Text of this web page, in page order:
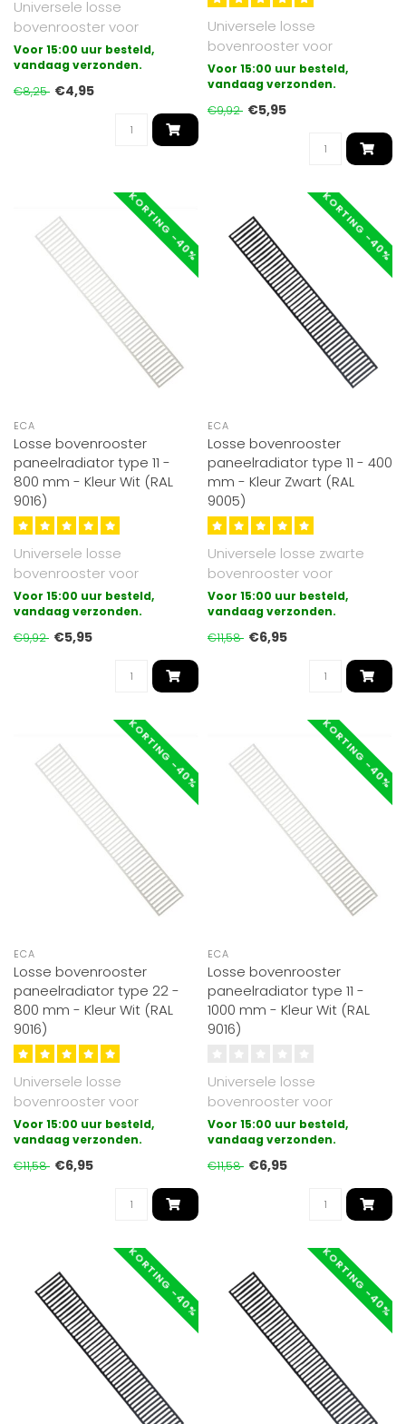
Universele losse
bovenrooster voor
paneelradiatoren
uitgevoerd in type 11.
Gesch..
Voor 15:00 uur besteld,
vandaag verzonden.
€8,25 €4,95
Universele losse
bovenrooster voor
paneelradiatoren
uitgevoerd in type 22.
Gesch..
Voor 15:00 uur besteld,
vandaag verzonden.
€9,92 €5,95
KORTING -40%
ECA
Losse bovenrooster
paneelradiator type 11 -
800 mm - Kleur Wit (RAL
9016)
Universele losse
bovenrooster voor
paneelradiatoren
uitgevoerd in type 11.
Gesch..
Voor 15:00 uur besteld,
vandaag verzonden.
€9,92 €5,95
KORTING -40%
ECA
Losse bovenrooster
paneelradiator type 11 - 400
mm - Kleur Zwart (RAL
9005)
Universele losse zwarte
bovenrooster voor
paneelradiatoren
uitgevoerd in type 11..
Voor 15:00 uur besteld,
vandaag verzonden.
€11,58 €6,95
KORTING -40%
ECA
Losse bovenrooster
paneelradiator type 22 -
800 mm - Kleur Wit (RAL
9016)
Universele losse
bovenrooster voor
paneelradiatoren
uitgevoerd in type 22.
Gesch..
Voor 15:00 uur besteld,
vandaag verzonden.
€11,58 €6,95
KORTING -40%
ECA
Losse bovenrooster
paneelradiator type 11 -
1000 mm - Kleur Wit (RAL
9016)
Universele losse
bovenrooster voor
paneelradiatoren
uitgevoerd in type 11.
Gesch..
Voor 15:00 uur besteld,
vandaag verzonden.
€11,58 €6,95
KORTING -40% KORTING -40%